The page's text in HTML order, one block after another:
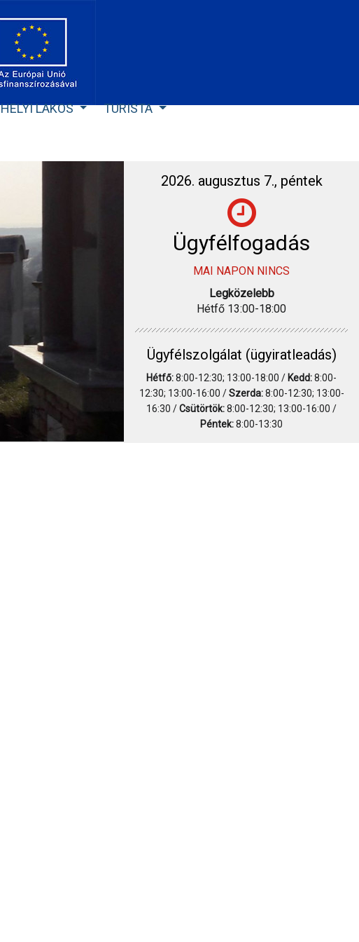
HELYI LAKOS TURISTA
2026. augusztus 7., péntek
Ügyfélfogadás
MAI NAPON NINCS
Legközelebb
Hétfő 13:00-18:00
Ügyfélszolgálat (ügyiratleadás)
Hétfő:8:00-12:30; 13:00-18:00 / Kedd:8:00-
12:30; 13:00-16:00 /Szerda:8:00-12:30; 13:00-
16:30 /Csütörtök:8:00-12:30; 13:00-16:00 /
Péntek:8:00-13:30